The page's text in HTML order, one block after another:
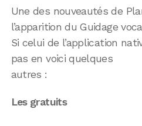
Une des nouveautés de
l’apparition du Guidage
Si celui de l’application
pas en voici quelques
autres :
Les gratuits